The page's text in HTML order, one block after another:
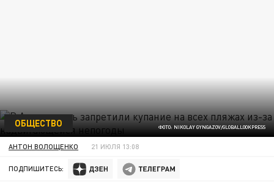
ФОТО: NIKOLAY GYNGAZOV/GLOBALLOOKPRESS
ОБЩЕСТВО
АНТОН ВОЛОЩЕНКО 21 ИЮЛЯ 13:08
ПОДПИШИТЕСЬ: